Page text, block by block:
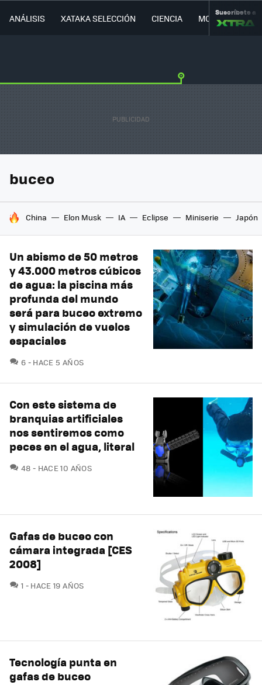
ANÁLISIS XATAKA SELECCIÓN CIENCIA MOVILIDAD
Suscríbete a
buceo
HOY SE HABLA DE
China Elon Musk IA Eclipse Miniserie Japón
Un abismo de 50 metros
y 43.000 metros cúbicos
de agua: la piscina más
profunda del mundo
será para buceo extremo
y simulación de vuelos
espaciales
6 COMENTARIOS
HACE 5 AÑOS
Con este sistema de
branquias artificiales
nos sentiremos como
peces en el agua, literal
48 COMENTARIOS
HACE 10 AÑOS
Gafas de buceo con
cámara integrada [CES
2008]
1 COMENTARIOS
HACE 19 AÑOS
Tecnología punta en
gafas de buceo